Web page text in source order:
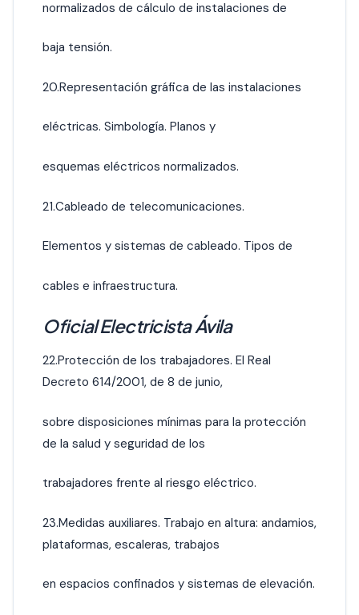
normalizados de cálculo de instalaciones de
baja tensión.
20.Representación gráfica de las instalaciones
eléctricas. Simbología. Planos y
esquemas eléctricos normalizados.
21.Cableado de telecomunicaciones.
Elementos y sistemas de cableado. Tipos de
cables e infraestructura.
Oficial Electricista Ávila
22.Protección de los trabajadores. El Real
Decreto 614/2001, de 8 de junio,
sobre disposiciones mínimas para la protección
de la salud y seguridad de los
trabajadores frente al riesgo eléctrico.
23.Medidas auxiliares. Trabajo en altura: andamios,
plataformas, escaleras, trabajos
en espacios confinados y sistemas de elevación.